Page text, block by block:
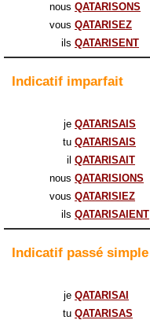
nous QATARISONS
vous QATARISEZ
ils QATARISENT
Indicatif imparfait
je QATARISAIS
tu QATARISAIS
il QATARISAIT
nous QATARISIONS
vous QATARISIEZ
ils QATARISAIENT
Indicatif passé simple
je QATARISAI
tu QATARISAS